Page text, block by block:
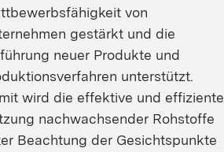
von
gestärkt und die
neuer Produkte und
unterstützt.
wird die effektive und effiziente
nachwachsender Rohstoffe
Beachtung der Gesichtspunkte